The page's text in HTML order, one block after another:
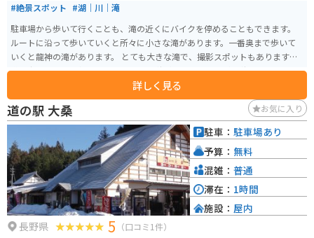
#絶景スポット #湖｜川｜滝
駐車場から歩いて行くことも、滝の近くにバイクを停めることもできます。
ルートに沿って歩いていくと所々に小さな滝があります。一番奥まで歩いて
いくと龍神の滝があります。 とても大きな滝で、撮影スポットもあります。
道も歩きやすく、整備されています。 秋がオススメですが、秋ではなくても
綺麗にしてあるので、年中楽しめる場所です。
詳しく見る
道の駅 大桑 お気に入り
長野県 5 （口コミ1件）
駐車： 駐車場あり
予算： 無料
混雑： 普通
滞在： 1時間
施設： 屋内